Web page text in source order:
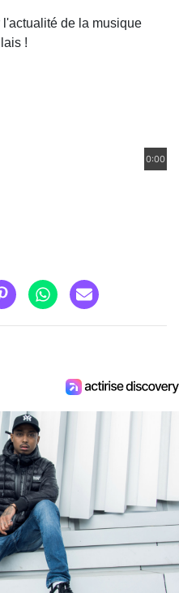
de la musique
!
0:00